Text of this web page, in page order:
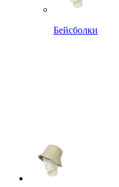
Бейсболки